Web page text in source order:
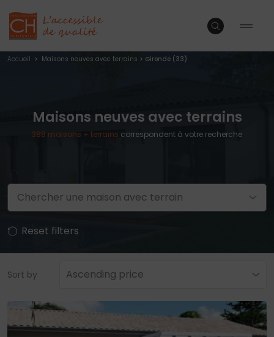
Accueil > Maisons neuves avec terrains > Gironde (33)
Maisons neuves avec terrains
388 maisons + terrains correspondent à votre recherche
Chercher une maison avec terrain
Reset filters
Sort by Ascending price